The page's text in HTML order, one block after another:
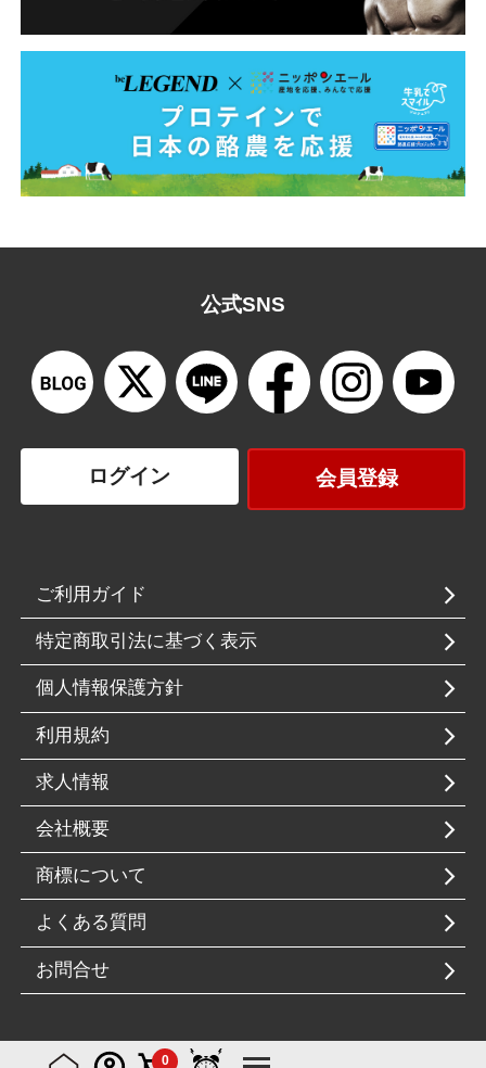
0
公式SNS
ログイン 会員登録
ご利用ガイド
特定商取引法に基づく表示
個人情報保護方針
利用規約
求人情報
会社概要
商標について
よくある質問
お問合せ